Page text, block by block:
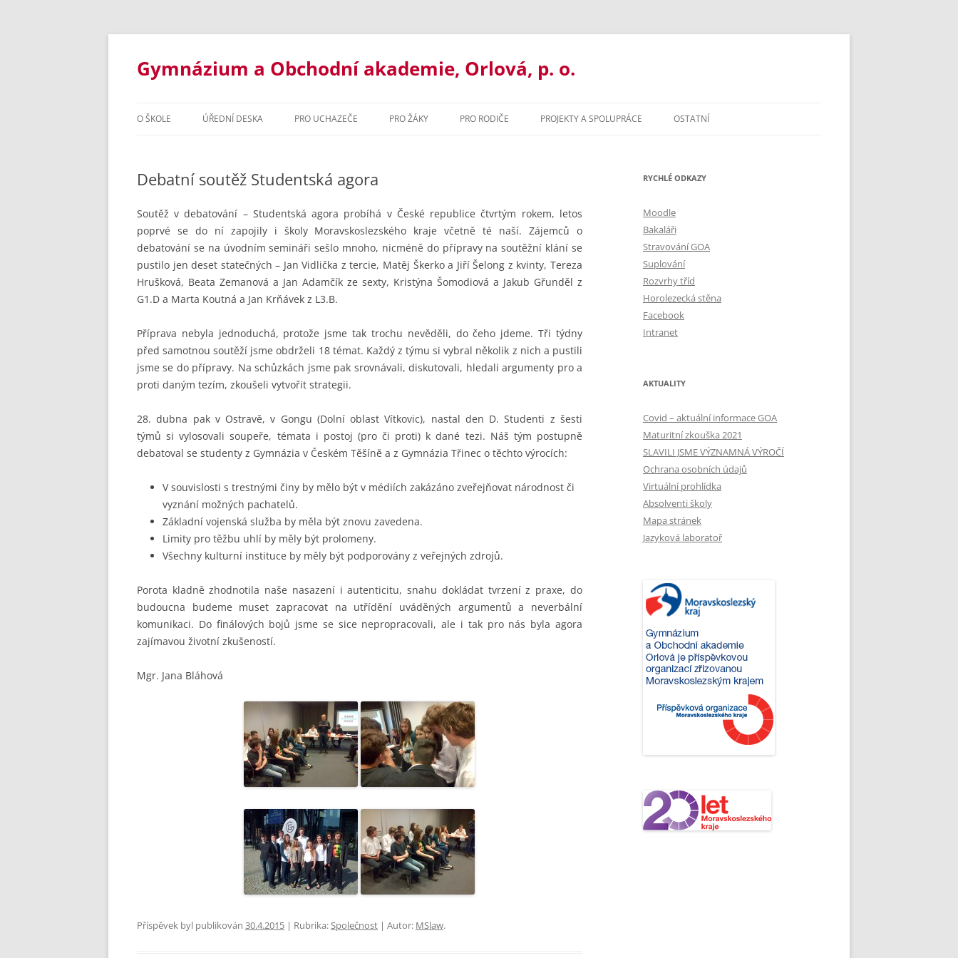
Přejít
webu
Gymnázium a Obchodní akademie, Orlová, p. o.
O ŠKOLE
STUDIJNÍ OBORY
DOKUMENTY ŠKOLY
VYBAVENÍ ŠKOLY
ŠKOLNÍ ROK 2020/2021 ORGANIZACE ROKU
ŠKOLNÍ ZVONĚNÍ
ŠKOLSKÁ RADA
VÝCHOVNÁ KOMISE
PORADENSTVÍ
FOTOGALERIE
ÚŘEDNÍ DESKA PRO UCHAZEČE
INFORMACE PRO UCHAZEČE
OSMILETÉ GYMNÁZIUM
ČTYŘLETÉ GYMNÁZIUM
INFORMAČNÍ TECHNOLOGIE
OBCHODNÍ AKADEMIE
PRO ŽÁKY
MATURITNÍ ZKOUŠKA 2021
PORADENSTVÍ
PREVENCE RIZIK
PRO RODIČE
MATERIÁLY KE STAŽENÍ
PORADENSTVÍ
NADAČNÍ FOND GOA ORLOVÁ
PROJEKTY A SPOLUPRÁCE OSTATNÍ
ŠKOLSTVÍ V ČR
Debatní soutěž Studentská agora
Soutěž v debatování – Studentská agora probíhá v České republice čtvrtým rokem, letos
poprvé se do ní zapojily i školy Moravskoslezského kraje včetně té naší.Zájemců o
debatování se na úvodním semináři sešlo mnoho, nicméně do přípravy na soutěžní klání se
pustilo jen deset statečných – Jan Vidlička z tercie, Matěj Škerko a Jiří Šelong z kvinty, Tereza
Hrušková, Beata Zemanová a Jan Adamčík ze sexty, Kristýna Šomodiová a Jakub Gřunděl z
G1.D a Marta Koutná a Jan Krňávek z L3.B.
Příprava nebyla jednoduchá, protože jsme tak trochu nevěděli, do čeho jdeme. Tři týdny
před samotnou soutěží jsme obdrželi 18 témat. Každý z týmu si vybral několik z nich a pustili
jsme se do přípravy. Na schůzkách jsme pak srovnávali, diskutovali, hledali argumenty pro a
proti daným tezím, zkoušeli vytvořit strategii.
28. dubna pak v Ostravě, v Gongu (Dolní oblast Vítkovic), nastal den D. Studenti z šesti
týmů si vylosovali soupeře, témata i postoj (pro či proti) k dané tezi. Náš tým postupně
debatoval se studenty z Gymnázia v Českém Těšíně a z Gymnázia Třinec o těchto výrocích:
V souvislosti s trestnými činy by mělo být v médiích zakázáno zveřejňovat národnost či
vyznání možných pachatelů.
Základní vojenská služba by měla být znovu zavedena.
Limity pro těžbu uhlí by měly být prolomeny.
Všechny kulturní instituce by měly být podporovány z veřejných zdrojů.
Porota kladně zhodnotila naše nasazení i autenticitu, snahu dokládat tvrzení z praxe, do
budoucna budeme muset zapracovat na utřídění uváděných argumentů a neverbální
komunikaci. Do finálových bojů jsme se sice nepropracovali, ale i tak pro nás byla agora
zajímavou životní zkušeností.
Mgr. Jana Bláhová
Příspěvek byl publikován 30.4.2015 | Rubrika:Společnost | Autor: MSlaw.
RYCHLÉ ODKAZY
Moodle
Bakaláři
Stravování GOA
Suplování
Rozvrhy tříd
Horolezecká stěna
Facebook
Intranet
AKTUALITY
Covid – aktuální informace GOA
Maturitní zkouška 2021
SLAVILI JSME VÝZNAMNÁ VÝROČÍ
Ochrana osobních údajů
Virtuální prohlídka
Absolventi školy
Mapa stránek
Jazyková laboratoř